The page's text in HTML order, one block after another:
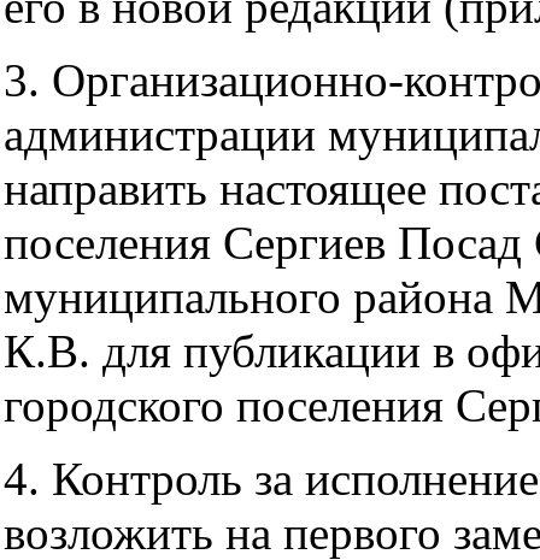
3. Организационно-
администрации
направить настоящее
поселения Сергиев
муниципального района
К.В. для публикации в
городского поселения
4. Контроль за
возложить на первого